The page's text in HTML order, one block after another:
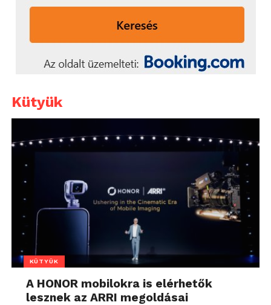
Kütyük
KÜTYÜK
A HONOR mobilokra is elérhetők
lesznek az ARRI megoldásai